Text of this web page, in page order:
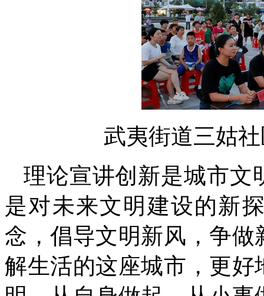
武夷街道三姑
理论宣讲创新是城市文
是对未来文明建设的新
念，倡导文明新风，争
解生活的这座城市，更